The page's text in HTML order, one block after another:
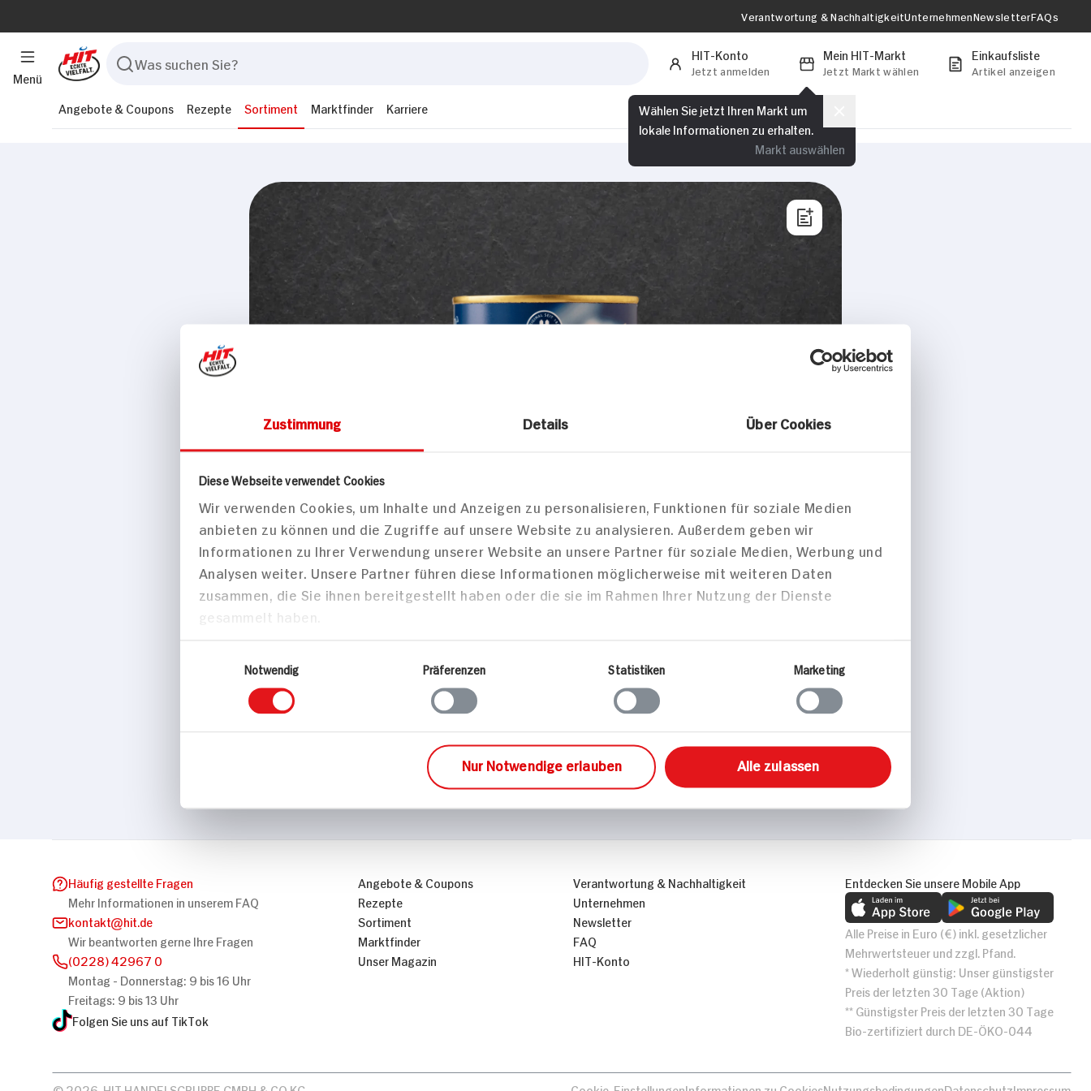
Zustimmung Details Über Cookies
Diese Webseite verwendet Cookies
Wir verwenden Cookies, um Inhalte und Anzeigen zu personalisieren, Funktionen für soziale Medien
anbieten zu können und die Zugriffe auf unsere Website zu analysieren. Außerdem geben wir
Informationen zu Ihrer Verwendung unserer Website an unsere Partner für soziale Medien, Werbung und
Analysen weiter. Unsere Partner führen diese Informationen möglicherweise mit weiteren Daten
zusammen, die Sie ihnen bereitgestellt haben oder die sie im Rahmen Ihrer Nutzung der Dienste
gesammelt haben.
Notwendig
Präferenzen Statistiken Marketing
Nur Notwendige erlauben Alle zulassen
Menü
Verantwortung & NachhaltigkeitUnternehmenNewsletterFAQs
HIT-Konto
Jetzt anmelden
Mein HIT-Markt
Jetzt Markt wählen
Wählen Sie jetzt Ihren Markt um
lokale Informationen zu erhalten.
Markt auswählen
Einkaufsliste
Artikel anzeigen
Angebote & Coupons Rezepte Sortiment Marktfinder Karriere
Konserven & Fertiggerichte
Halberstädter Mortadella
160g Dose
Zum Marktfinder
Häufig gestellte Fragen
Mehr Informationen in unserem FAQ
kontakt
hit.de
Wir beantworten gerne Ihre Fragen
(0228) 42967 0
Montag - Donnerstag: 9 bis 16 Uhr
Freitags: 9 bis 13 Uhr
Folgen Sie uns auf TikTok
Angebote & Coupons
Rezepte
Sortiment
Marktfinder
Unser Magazin
Verantwortung & Nachhaltigkeit
Unternehmen
Newsletter
FAQ
HIT-Konto
Entdecken Sie unsere Mobile App
Alle Preise in Euro (€) inkl. gesetzlicher
Mehrwertsteuer und zzgl. Pfand.
* Wiederholt günstig: Unser günstigster
Preis der letzten 30 Tage (Aktion)
** Günstigster Preis der letzten 30 Tage
Bio-zertifiziert durch DE-ÖKO-044